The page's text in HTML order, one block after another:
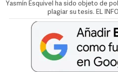
Yasmín Esquivel ha sido objeto de
plagiar su tesis. EL